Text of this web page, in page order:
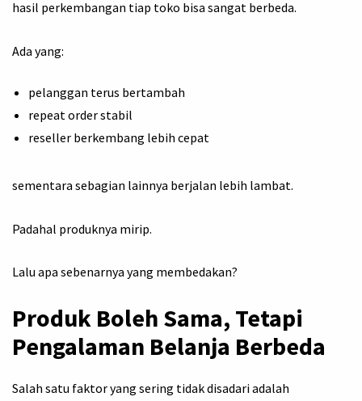
hasil perkembangan tiap toko bisa sangat berbeda.
Ada yang:
pelanggan terus bertambah
repeat order stabil
reseller berkembang lebih cepat
sementara sebagian lainnya berjalan lebih lambat.
Padahal produknya mirip.
Lalu apa sebenarnya yang membedakan?
Produk Boleh Sama, Tetapi
Pengalaman Belanja Berbeda
Salah satu faktor yang sering tidak disadari adalah